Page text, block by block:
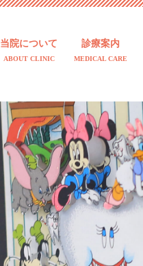
当院について
ABOUT CLINIC
診療案内
MEDICAL CARE